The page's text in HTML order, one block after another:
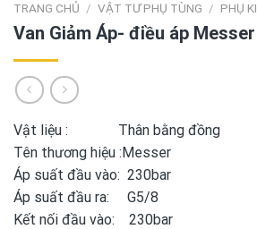
TRANG CHỦ / VẬT TƯ PHỤ TÙNG / PHỤ
Van Giảm Áp- điều áp
Vật liệu : Thân bằng đồng
Tên thương hiệu :Messer
Áp suất đầu vào: 230bar
Áp suất đầu ra: G5/8
Kết nối đầu vào: 230bar